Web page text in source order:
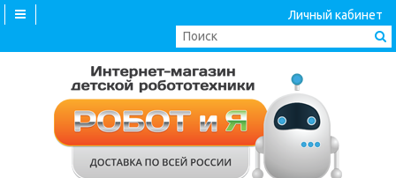
Личный кабинет